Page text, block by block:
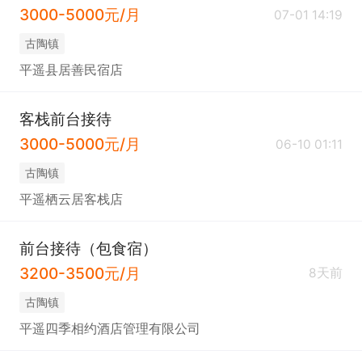
3000-5000元/月
07-01 14:19
古陶镇
平遥县居善民宿店
客栈前台接待
3000-5000元/月
06-10 01:11
古陶镇
平遥栖云居客栈店
前台接待（包食宿）
3200-3500元/月
8天前
古陶镇
平遥四季相约酒店管理有限公司